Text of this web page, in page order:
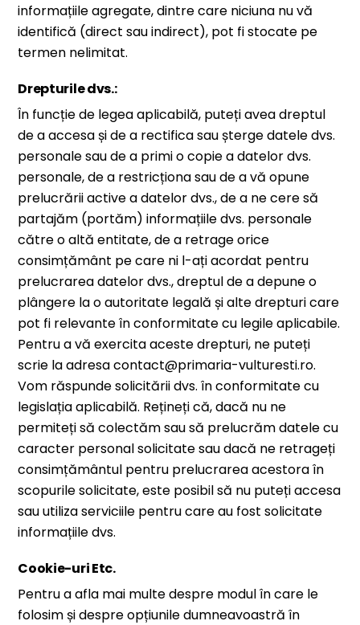
informațiile agregate, dintre care niciuna nu vă
identifică (direct sau indirect), pot fi stocate pe
termen nelimitat.
Drepturile dvs.:
În funcție de legea aplicabilă, puteți avea dreptul
de a accesa și de a rectifica sau șterge datele dvs.
personale sau de a primi o copie a datelor dvs.
personale, de a restricționa sau de a vă opune
prelucrării active a datelor dvs., de a ne cere să
partajăm (portăm) informațiile dvs. personale
către o altă entitate, de a retrage orice
consimțământ pe care ni l-ați acordat pentru
prelucrarea datelor dvs., dreptul de a depune o
plângere la o autoritate legală și alte drepturi care
pot fi relevante în conformitate cu legile aplicabile.
Pentru a vă exercita aceste drepturi, ne puteți
scrie la adresa contact@primaria-vulturesti.ro.
Vom răspunde solicitării dvs. în conformitate cu
legislația aplicabilă. Rețineți că, dacă nu ne
permiteți să colectăm sau să prelucrăm datele cu
caracter personal solicitate sau dacă ne retrageți
consimțământul pentru prelucrarea acestora în
scopurile solicitate, este posibil să nu puteți accesa
sau utiliza serviciile pentru care au fost solicitate
informațiile dvs.
Cookie-uri Etc.
Pentru a afla mai multe despre modul în care le
folosim și despre opțiunile dumneavoastră în